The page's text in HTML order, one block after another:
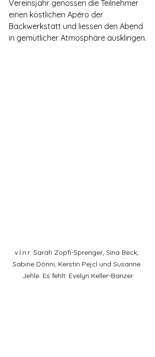
Vereinsjahr genossen die Teilnehmer
einen köstlichen Apéro der
Backwerkstatt und liessen den Abend
in gemütlicher Atmosphäre ausklingen.
v.l.n.r: Sarah Zopfi-Sprenger, Sina Beck,
Sabine Dönni, Kerstin Pejcl und Susanne
Jehle. Es fehlt: Evelyn Keller-Banzer